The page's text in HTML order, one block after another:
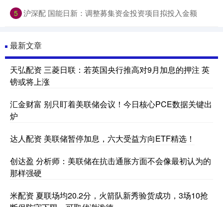
5 沪深配 国能日新：调整募集资金投资项目拟投入金额
最新文章
天弘配资 三菱日联：若英国央行推高对9月加息的押注 英
镑或将上涨
汇金财富 别只盯着美联储会议！今日核心PCE数据关键出
炉
达人配资 美联储暂停加息，六大受益方向ETF精选！
创达盈 分析师：美联储在抗击通胀方面不会像最初认为的
那样强硬
米配资 夏联场均20.2分，火箭队新秀验货成功，3场10抢